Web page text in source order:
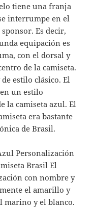
tiene una franja
interrumpe en el
Es decir,
equipación es
con el dorsal y
de la camiseta.
estilo clásico. El
un estilo
la camiseta azul. El
era bastante
de Brasil.
Personalización
Brasil El
con nombre y
el amarillo y
marino y el blanco.